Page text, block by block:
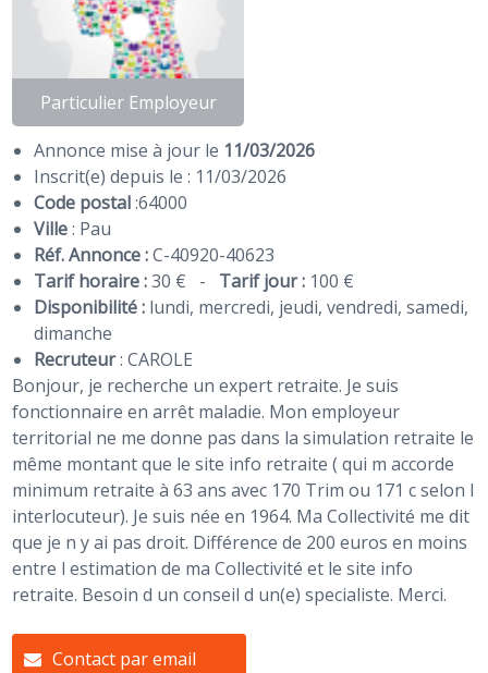
Particulier Employeur
Annonce mise à jour le 11/03/2026
Inscrit(e) depuis le : 11/03/2026
Code postal:64000
Ville: Pau
Réf. Annonce :C-40920-40623
Tarif horaire :30 € - Tarif jour : 100 €
Disponibilité : lundi, mercredi, jeudi, vendredi, samedi,
dimanche
Recruteur:CAROLE
Bonjour, je recherche un expert retraite. Je suis
fonctionnaire en arrêt maladie. Mon employeur
territorial ne me donne pas dans la simulation retraite le
même montant que le site info retraite ( qui m accorde
minimum retraite à 63 ans avec 170 Trim ou 171 c selon l
interlocuteur). Je suis née en 1964. Ma Collectivité me dit
que je n y ai pas droit. Différence de 200 euros en moins
entre l estimation de ma Collectivité et le site info
retraite. Besoin d un conseil d un(e) specialiste. Merci.
Contact par email